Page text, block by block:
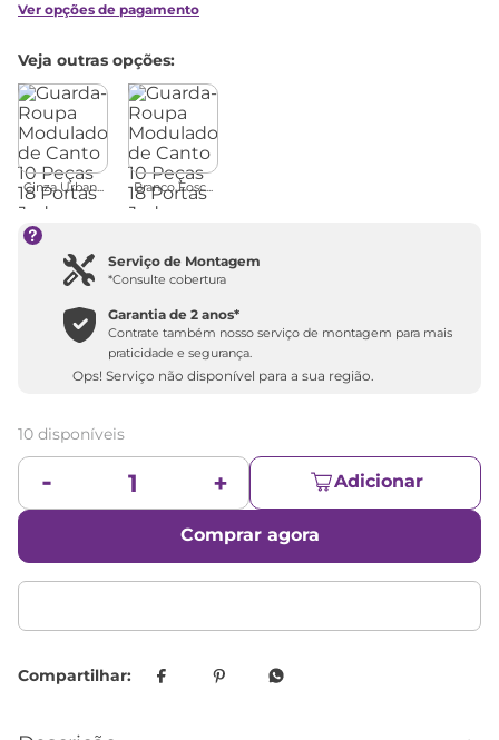
Ver opções de pagamento
Veja outras opções:
Cinza Urban... Branco Fosc...
Serviço de Montagem
*Consulte cobertura
Garantia de 2 anos*
Contrate também nosso serviço de montagem para mais
praticidade e segurança.
Ops! Serviço não disponível para a sua região.
10 disponíveis
Adicionar
Comprar agora